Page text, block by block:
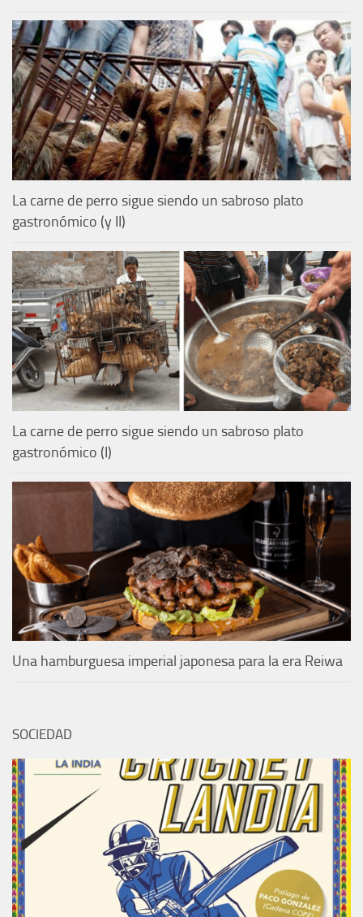
La carne de perro sigue siendo un sabroso plato
gastronómico (y II)
La carne de perro sigue siendo un sabroso plato
gastronómico (I)
Una hamburguesa imperial japonesa para la era Reiwa
SOCIEDAD